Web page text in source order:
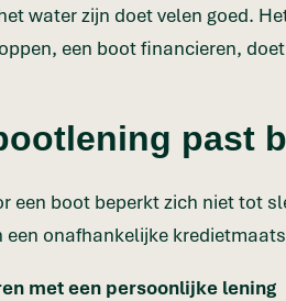
water zijn doet velen goed.
een boot financieren,
past
een boot beperkt zich niet tot
een onafhankelijke
met een persoonlijke lening